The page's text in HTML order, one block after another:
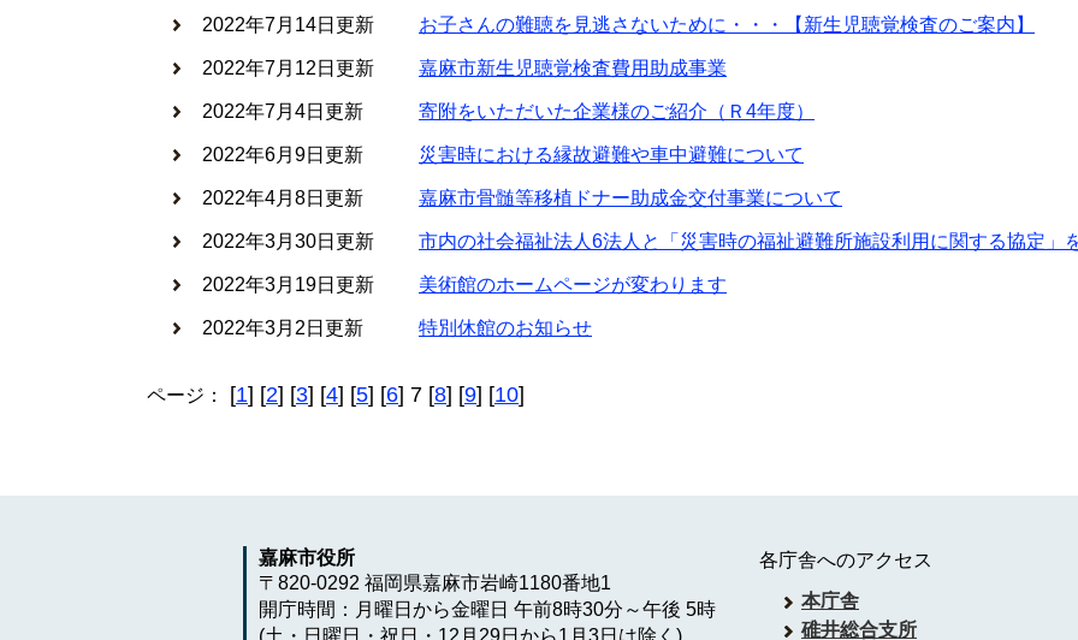
2022年7月14日更新 お子さんの難聴を見逃さないために・・・【新生児聴覚検査のご案内】
2022年7月12日更新 嘉麻市新生児聴覚検査費用助成事業
2022年7月4日更新 寄附をいただいた企業様のご紹介（Ｒ4年度）
2022年6月9日更新 災害時における縁故避難や車中避難について
2022年4月8日更新 嘉麻市骨髄等移植ドナー助成金交付事業について
2022年3月30日更新 市内の社会福祉法人6法人と「災害時の福祉避難所施設利用に関する協定」
2022年3月19日更新 美術館のホームページが変わります
2022年3月2日更新 特別休館のお知らせ
ページ： [1] [2] [3] [4] [5] [6] 7 [8] [9] [10]
嘉麻市役所
〒820-0292 福岡県嘉麻市岩崎1180番地1
開庁時間：月曜日から金曜日 午前8時30分～午後 5時
(土・日曜日・祝日・12月29日から1月3日は除く)
各庁舎へのアクセス
本庁舎
碓井総合支所